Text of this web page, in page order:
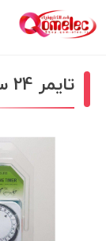
تایمر 24 ساعته پریزی آنالوگ